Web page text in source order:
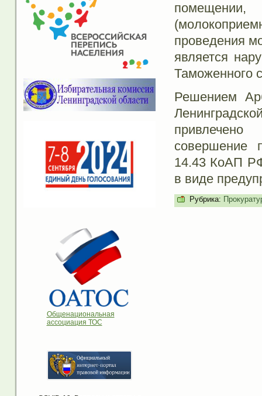
Общенациональная
ассоциация ТОС
проведения
является
Таможенного
Решением
привлечено
совершение
14.43 КоАП РФ
в виде
Рубрика: